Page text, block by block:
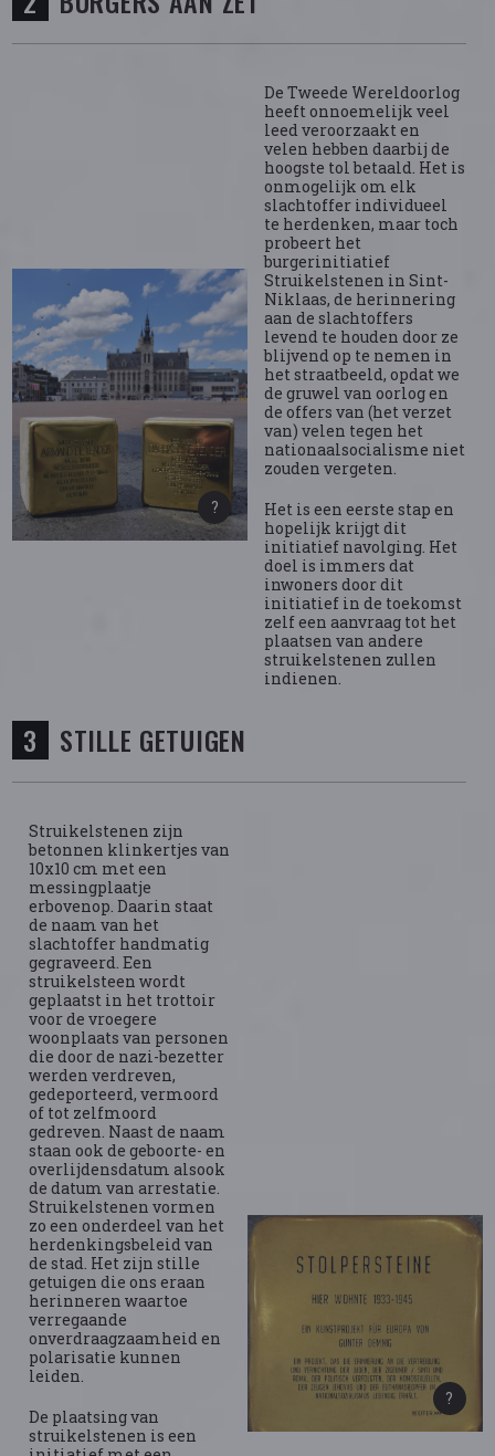
De Tweede Wereldoorlog
heeft onnoemelijk veel
leed veroorzaakt en
velen hebben daarbij de
hoogste tol betaald. Het is
onmogelijk om elk
slachtoffer individueel
te herdenken, maar toch
probeert het
burgerinitiatief
Struikelstenen in Sint-
Niklaas, de herinnering
aan de slachtoffers
levend te houden door ze
blijvend op te nemen in
het straatbeeld, opdat we
de gruwel van oorlog en
de offers van (het verzet
van) velen tegen het
nationaalsocialisme niet
zouden vergeten.
Het is een eerste stap en
hopelijk krijgt dit
initiatief navolging. Het
doel is immers dat
inwoners door dit
initiatief in de toekomst
zelf een aanvraag tot het
plaatsen van andere
struikelstenen zullen
indienen.
STILLE GETUIGEN
Struikelstenen zijn
betonnen klinkertjes van
10x10 cm met een
messingplaatje
erbovenop. Daarin staat
de naam van het
slachtoffer handmatig
gegraveerd. Een
struikelsteen wordt
geplaatst in het trottoir
voor de vroegere
woonplaats van personen
die door de nazi-bezetter
werden verdreven,
gedeporteerd, vermoord
of tot zelfmoord
gedreven. Naast de naam
staan ook de geboorte- en
overlijdensdatum alsook
de datum van arrestatie.
Struikelstenen vormen
zo een onderdeel van het
herdenkingsbeleid van
de stad. Het zijn stille
getuigen die ons eraan
herinneren waartoe
verregaande
onverdraagzaamheid en
polarisatie kunnen
leiden.
De plaatsing van
struikelstenen is een